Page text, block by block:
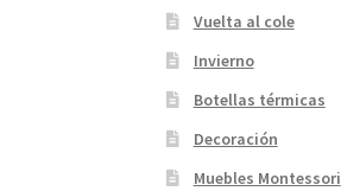
Vuelta al cole
Invierno
Botellas térmicas
Decoración
Muebles Montessori